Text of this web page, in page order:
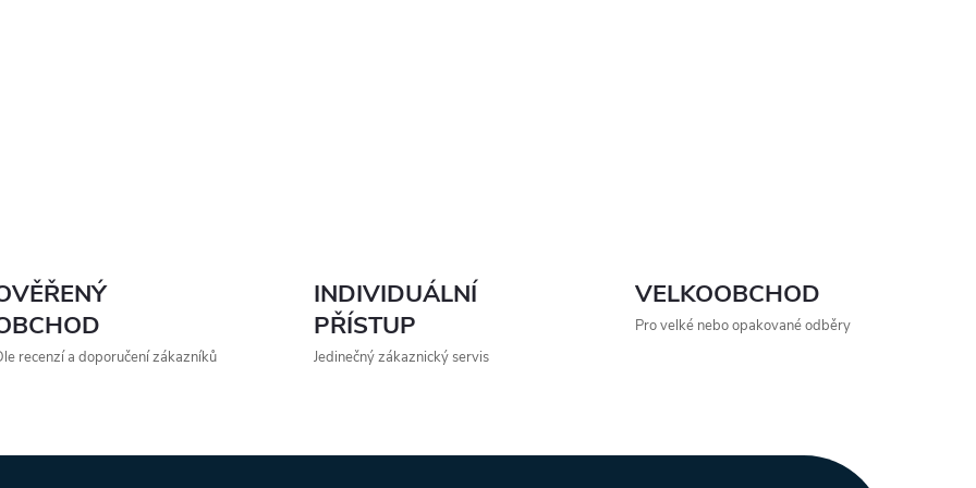
recenzí a doporučení zákazníků
INDIVIDUÁLNÍ
PŘÍSTUP
Jedinečný zákaznický servis
VELKOOBCHOD
Pro velké nebo opakované odběry